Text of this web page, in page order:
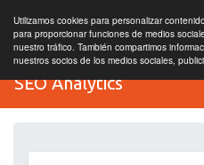
Utilizamos cookies para personalizar
para proporcionar funciones de medios
nuestro tráfico. También compartimos
nuestros socios de los medios sociales,
SEO Analytics